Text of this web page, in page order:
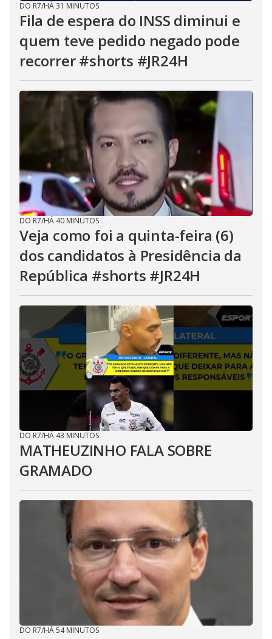
DO R7/HÁ 31 MINUTOS
Fila de espera do INSS diminui e
quem teve pedido negado pode
recorrer #shorts #JR24H
DO R7/HÁ 40 MINUTOS
Veja como foi a quinta-feira (6)
dos candidatos à Presidência da
República #shorts #JR24H
DO R7/HÁ 43 MINUTOS
MATHEUZINHO FALA SOBRE
GRAMADO
DO R7/HÁ 54 MINUTOS